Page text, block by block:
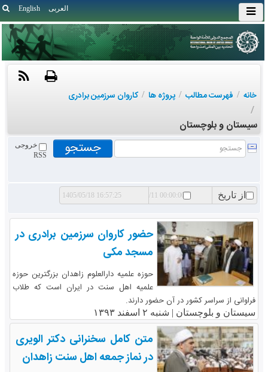
English العربی
خانه / فهرست مطالب / پروژه ها / کاروان سرزمین برادری
/
سیستان و بلوچستان
خروجی
RSS
از تاریخ تا تاریخ
حضور کاروان سرزمین برادری در
مسجد مکی
حوزه علمیه دارالعلوم زاهدان بزرگترین حوزه
علمیه اهل سنت در ایران است که طلاب
فراوانی از سراسر کشور در آن حضور دارند.
سیستان و بلوچستان | شنبه ۲ اسفند ۱۳۹۳
متن کامل سخنرانی دکتر الویری
در نماز جمعه اهل سنت زاهدان